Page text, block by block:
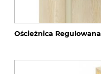
Ościeżnica Regulowana